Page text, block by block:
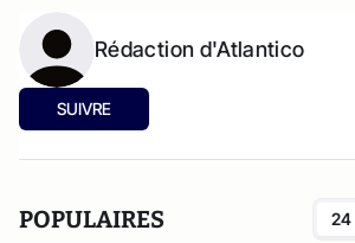
Rédaction d'Atlantico
SUIVRE
POPULAIRES 24